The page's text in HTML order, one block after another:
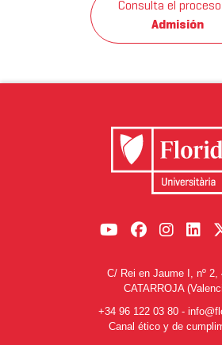
Consulta el
Admisión
C/ Rei en Jaume I, nº 2,
CATARROJA
+34 96 122 03 80 -
Canal ético y de